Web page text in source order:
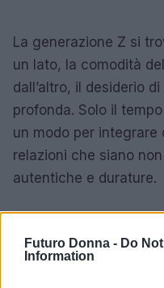
Futuro Donna - Do
Information
La generazione Z si
un lato, la comodità
dall’altro, il desiderio
profonda. Solo il
un modo per integrare
relazioni che siano
autentiche e durature.
AUTORE
Staff